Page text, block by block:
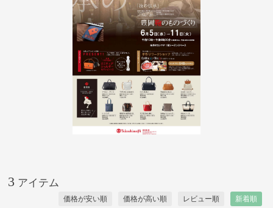
価格が安い順 価格が高い順 レビュー順 新着順
3